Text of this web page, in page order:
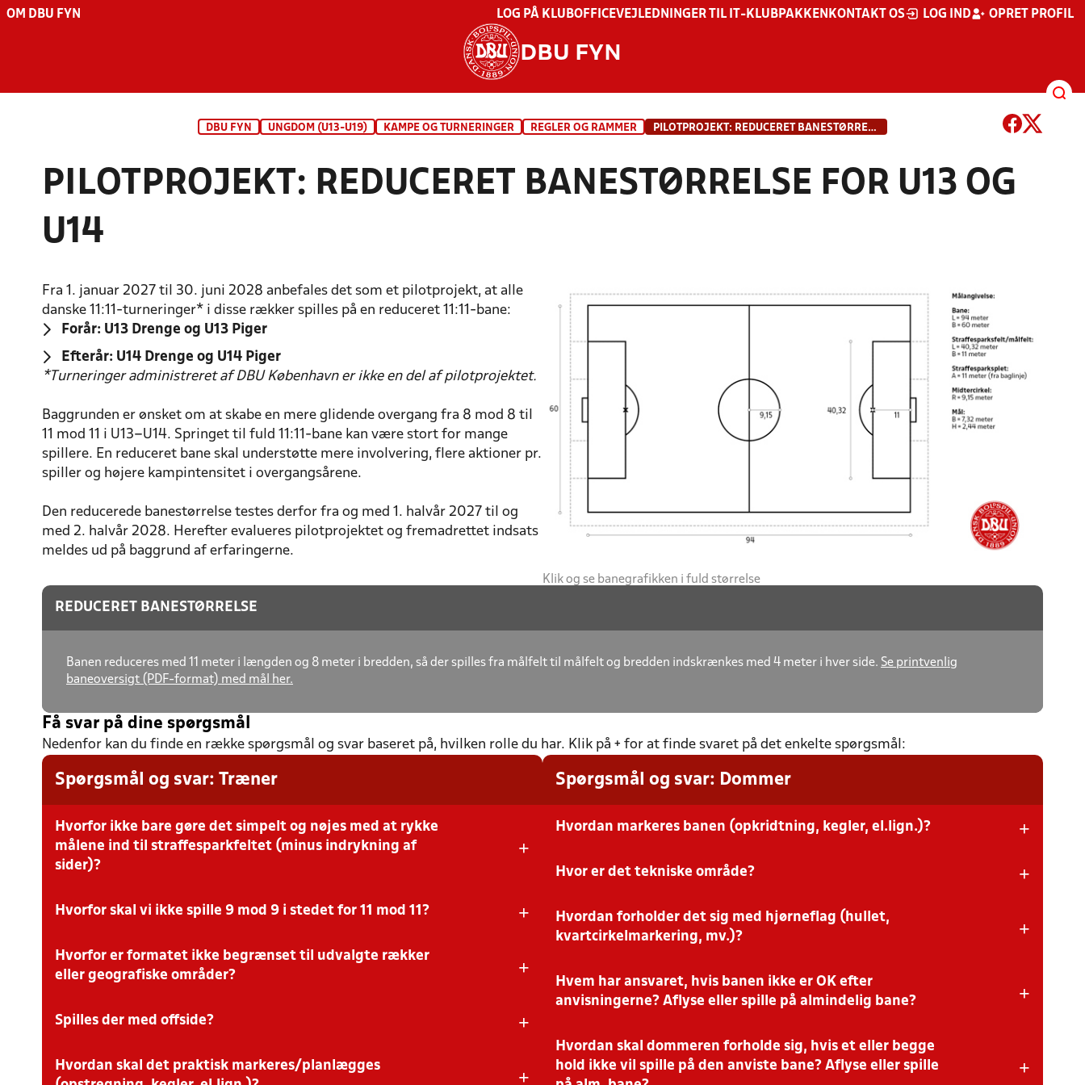
OM DBU FYN LOG PÅ KLUBOFFICEVEJLEDNINGER TIL IT-KLUBPAKKEN KONTAKT OS LOG IND OPRET PROFIL
DBU FYN
DBU FYN UNGDOM (U13-U19) KAMPE OG TURNERINGER REGLER OG RAMMER PILOTPROJEKT: REDUCERET BANESTØRRELSE FOR U13 OG U14
PILOTPROJEKT: REDUCERET BANESTØRRELSE FOR U13 OG
U14
Fra 1. januar 2027 til 30. juni 2028 anbefales det som et pilotprojekt, at alle
danske 11:11-turneringer* i disse rækker spilles på en reduceret 11:11-bane:
Forår: U13 Drenge og U13 Piger
Efterår: U14 Drenge og U14 Piger
*Turneringer administreret af DBU København er ikke en del af pilotprojektet.
Baggrunden er ønsket om at skabe en mere glidende overgang fra 8 mod 8 til
11 mod 11 i U13–U14. Springet til fuld 11:11-bane kan være stort for mange
spillere. En reduceret bane skal understøtte mere involvering, flere aktioner pr.
spiller og højere kampintensitet i overgangsårene.
Den reducerede banestørrelse testes derfor fra og med 1. halvår 2027 til og
med 2. halvår 2028. Herefter evalueres pilotprojektet og fremadrettet indsats
meldes ud på baggrund af erfaringerne.
Klik og se banegrafikken i fuld størrelse
REDUCERET BANESTØRRELSE
Banen reduceres med 11 meter i længden og 8 meter i bredden, så der spilles fra målfelt til målfelt og bredden indskrænkes med 4 meter i hver side. Se printvenlig
baneoversigt (PDF-format) med mål her.
Få svar på dine spørgsmål
Nedenfor kan du finde en række spørgsmål og svar baseret på, hvilken rolle du har. Klik på + for at finde svaret på det enkelte spørgsmål:
Spørgsmål og svar: Træner
Hvorfor ikke bare gøre det simpelt og nøjes med at rykke
målene ind til straffesparkfeltet (minus indrykning af
sider)?
+
Fordi spilleroplevelsen også afhænger af banens bredde. Hvis kun målene rykkes frem, men
Hvorfor skal vi ikke spille 9 mod 9 i stedet for 11 mod 11? +
Formatet tager udgangspunkt i, at spillerne i U13–U14 skal forberedes på 11:11. Reduceret
11:11-bane bevarer spillets struktur, roller og relationer, samtidig med at rummene tilpasses
Hvorfor er formatet ikke begrænset til udvalgte rækker
eller geografiske områder?
+
Fordi formålet er at få erfaringer med reduceret banestørrelse på tværs af niveauer, køn og
Spilles der med offside? +
Ja. Der spilles med offside som i almindelig 11:11-fodbold. Formatet ændrer ikke
Hvordan skal det praktisk markeres/planlægges
+
Spørgsmål og svar: Dommer
Hvordan markeres banen (opkridtning, kegler, el.lign.)? +
Banen markeres efter lokalunionens retningslinjer. Det kan være via fast opstregning eller
Hvor er det tekniske område? +
Det tekniske område følger banens reducerede bredde og placeres langs sidelinjen som
normalt – blot inden for den reducerede bane.
Hvordan forholder det sig med hjørneflag (hullet,
kvartcirkelmarkering, mv.)?
+
Hjørneflag placeres i banens hjørner. Hvis kvartcirkler ikke er markeret, anvendes en
pragmatisk tilgang som i øvrige ungdomskampe.
Hvem har ansvaret, hvis banen ikke er OK efter
anvisningerne? Aflyse eller spille på almindelig bane?
+
Hjemmeholdet stiller faciliteter til rådighed og er dermed også afgørende for, hvilken
banestørrelse, den enkelte kamp spilles på. Pilotprojektet anbefaler en reduceret bane, men
hjemmeholdet afgør i sidste ende opsætningen.
Hvordan skal dommeren forholde sig, hvis et eller begge
hold ikke vil spille på den anviste bane? Aflyse eller spille
+